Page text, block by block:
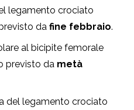
legamento crociato
da fine febbraio.
al bicipite femorale
previsto da metà
del legamento crociato